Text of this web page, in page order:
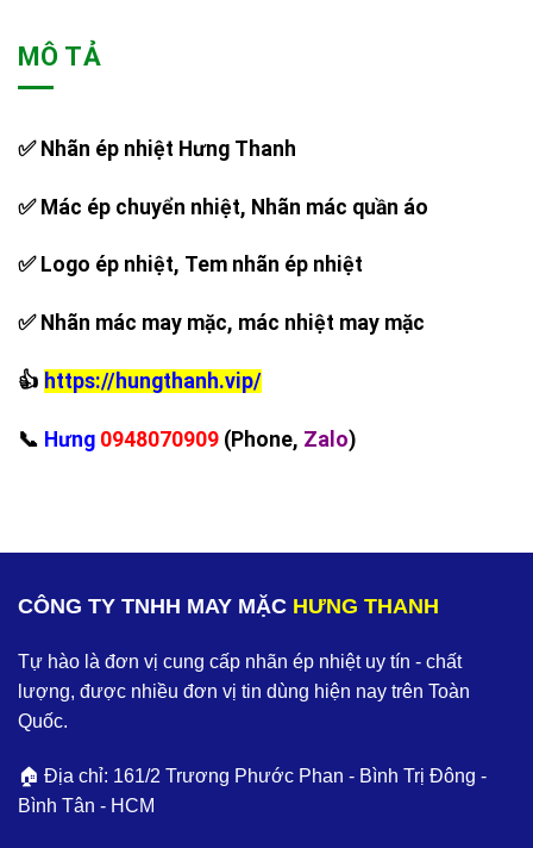
MÔ TẢ
✅ Nhãn ép nhiệt Hưng Thanh
✅ Mác ép chuyển nhiệt, Nhãn mác quần áo
✅ Logo ép nhiệt, Tem nhãn ép nhiệt
✅ Nhãn mác may mặc, mác nhiệt may mặc
👍 https://hungthanh.vip/
‪📞 Hưng 0948070909 (Phone, Zalo)
CÔNG TY TNHH MAY MẶC HƯNG THANH
Tự hào là đơn vị cung cấp nhãn ép nhiệt uy tín - chất
lượng, được nhiều đơn vị tin dùng hiện nay trên Toàn
Quốc.
🏠 Địa chỉ: 161/2 Trương Phước Phan - Bình Trị Đông -
Bình Tân - HCM